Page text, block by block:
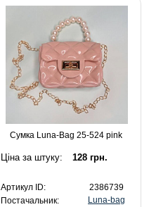
Сумка Luna-Bag 25-524 pink
Ціна за штуку: 128 грн.
Артикул ID:
2386739
Постачальник:
Luna-bag